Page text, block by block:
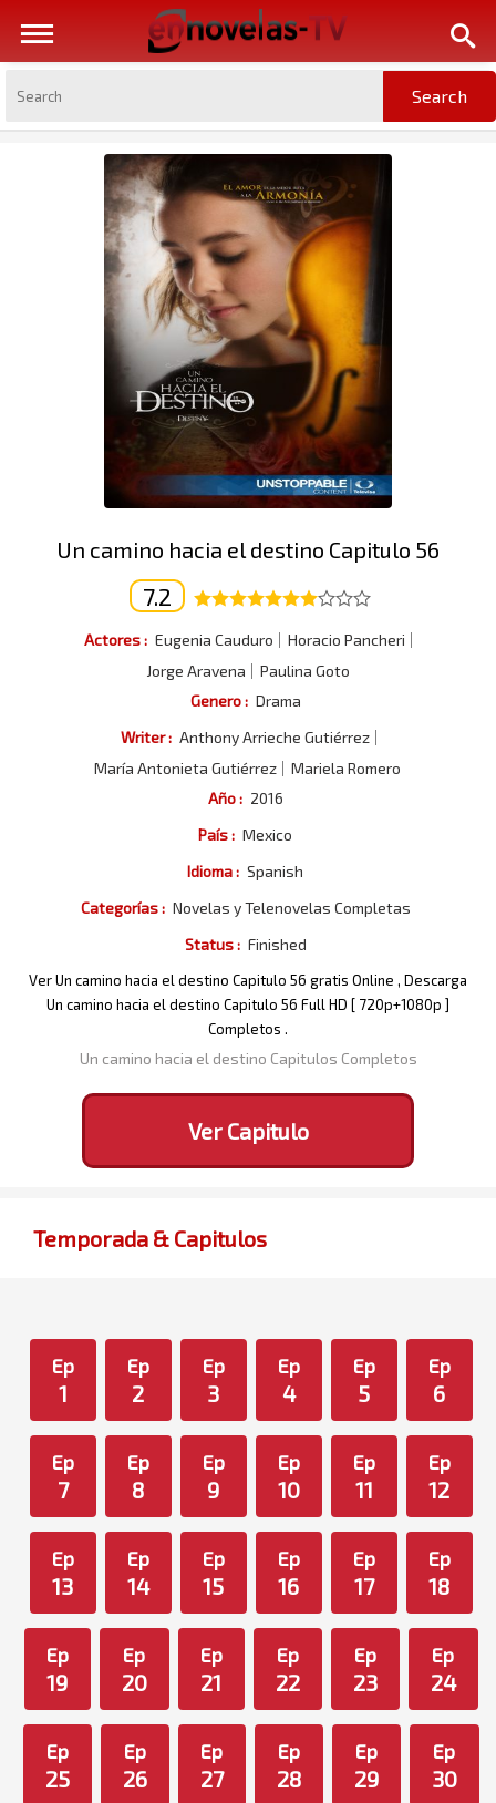
Un camino hacia el destino Capitulo 56
7.2
Actores : Eugenia Cauduro
Horacio Pancheri
Jorge Aravena
Paulina Goto
Genero : Drama
Writer : Anthony Arrieche Gutiérrez
María Antonieta Gutiérrez
Mariela Romero
Año : 2016
País : Mexico
Idioma : Spanish
Categorías : Novelas y Telenovelas Completas
Status : Finished
Ver Un camino hacia el destino Capitulo 56 gratis Online , Descarga
Un camino hacia el destino Capitulo 56 Full HD [ 720p+1080p ]
Completos .
Un camino hacia el destino Capitulos Completos
Ver Capitulo
Temporada & Capitulos
Ep
1
Ep
2
Ep
3
Ep
4
Ep
5
Ep
6
Ep
7
Ep
8
Ep
9
Ep
10
Ep
11
Ep
12
Ep
13
Ep
14
Ep
15
Ep
16
Ep
17
Ep
18
Ep
19
Ep
20
Ep
21
Ep
22
Ep
23
Ep
24
Ep
25
Ep
26
Ep
27
Ep
28
Ep
29
Ep
30